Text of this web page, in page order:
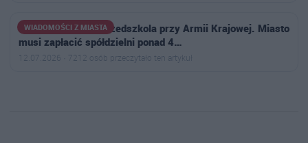
WIADOMOŚCI Z MIASTA
Wyrok w sprawie przedszkola przy Armii Krajowej. Miasto
musi zapłacić spółdzielni ponad 4…
12.07.2026 · 7212 osób przeczytało ten artykuł